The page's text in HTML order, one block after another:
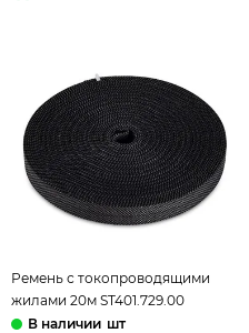
Ремень с токопроводящими
жилами 20м ST401.729.00
графитовый Band ST-Luce
шт